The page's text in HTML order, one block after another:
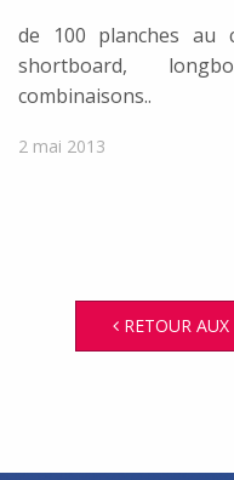
de 100 planches au
shortboard,
combinaisons..
2 mai 2013
RETOUR AUX